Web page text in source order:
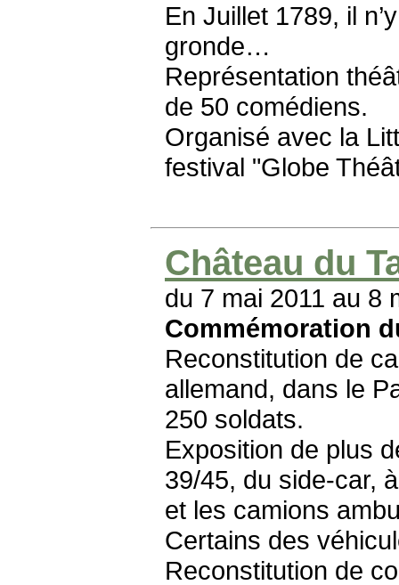
En Juillet 1789, il
gronde…
Représentation
de 50 comédiens.
Organisé avec la
festival "Globe
Château du
du 7 mai 2011 au 8
Commémoration
Reconstitution de
allemand, dans le
250 soldats.
Exposition de plus
39/45, du side-car,
et les camions
Certains des
Reconstitution de